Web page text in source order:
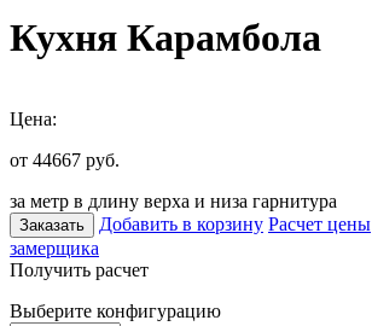
Кухня Карамбола
Цена:
от 44667 руб.
за метр в длину верха и низа гарнитура
Заказать Добавить в корзину Расчет цены
замерщика
Получить расчет
Выберите конфигурацию